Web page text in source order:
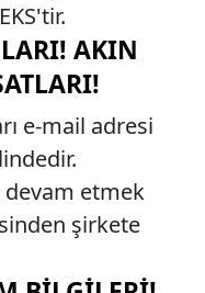
AKIN
e-mail adresi
devam etmek
şirkete